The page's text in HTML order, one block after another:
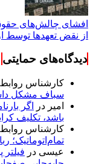
افشای چالش‌های حقوق
از نقض تعهد‌ها توسط
دیدگاه‌های حمایتی
کارشناس
سباف مشکل
امیر در
اگر
باشد، تکلیف
کارشناس
عیسی در فیلتر